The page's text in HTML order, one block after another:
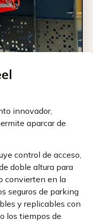
innovador,
aparcar de
control de acceso,
doble altura para
convierten en la
seguros de parking
y replicables con
los tiempos de